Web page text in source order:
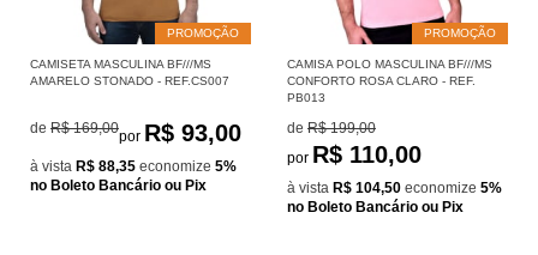
PROMOÇÃO
CAMISETA MASCULINA BF///MS
AMARELO STONADO - REF.CS007
de R$ 169,00por R$ 93,00
à vista R$ 88,35 economize 5%
no Boleto Bancário ou Pix
PROMOÇÃO
CAMISA POLO MASCULINA BF///MS
CONFORTO ROSA CLARO - REF.
PB013
de R$ 199,00
por R$ 110,00
à vista R$ 104,50 economize 5%
no Boleto Bancário ou Pix